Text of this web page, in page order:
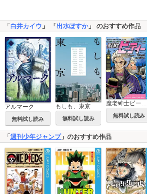
「 白井カイウ 」 「 出水ぽすか」 のおすすめ作品
アルマーク
無料試し読み
もしも、東京
無料試し読み
魔老紳士ビーティー
無料試し読み
「 週刊少年ジャンプ」のおすすめ作品